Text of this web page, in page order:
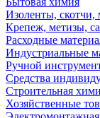
Изоленты,
Крепеж, метизы,
Расходные
Индустриальные
Ручной
Средства
Строительная
Хозяйственные